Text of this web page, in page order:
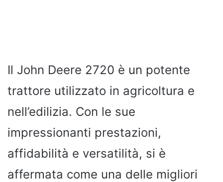
Il John Deere 2720 è un potente
trattore utilizzato in agricoltura e
nell’edilizia. Con le sue
impressionanti prestazioni,
affidabilità e versatilità, si è
affermata come una delle migliori